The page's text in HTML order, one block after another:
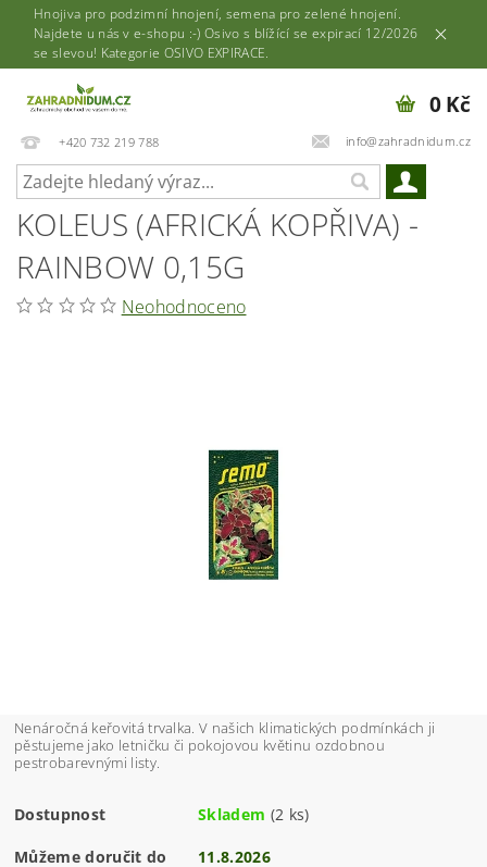
Hnojiva pro podzimní hnojení, semena pro zelené hnojení.
Najdete u nás v e-shopu :-) Osivo s blížící se expirací 12/2026
se slevou! Kategorie OSIVO EXPIRACE.
+420 732 219 788 info@zahradnidum.cz
0 Kč
KOLEUS (AFRICKÁ KOPŘIVA) -
RAINBOW 0,15G
Neohodnoceno
Nenáročná keřovitá trvalka. V našich klimatických podmínkách ji
pěstujeme jako letničku či pokojovou květinu ozdobnou
pestrobarevnými listy.
Dostupnost Skladem (2 ks)
Můžeme doručit do 11.8.2026